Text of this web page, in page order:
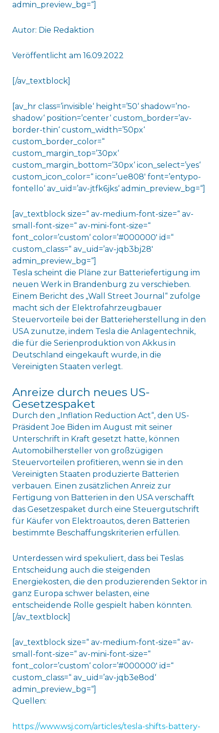
admin_preview_bg=“]
Autor: Die Redaktion
Veröffentlicht am 16.09.2022
[/av_textblock]
[av_hr class=’invisible‘ height=’50‘ shadow=’no-
shadow‘ position=’center‘ custom_border=’av-
border-thin‘ custom_width=’50px‘
custom_border_color=“
custom_margin_top=’30px‘
custom_margin_bottom=’30px‘ icon_select=’yes‘
custom_icon_color=“ icon=’ue808′ font=’entypo-
fontello‘ av_uid=’av-jtfk6jks‘ admin_preview_bg=“]
[av_textblock size=“ av-medium-font-size=“ av-
small-font-size=“ av-mini-font-size=“
font_color=’custom‘ color=’#000000′ id=“
custom_class=“ av_uid=’av-jqb3bj28′
admin_preview_bg=“]
Tesla scheint die Pläne zur Batteriefertigung im
neuen Werk in Brandenburg zu verschieben.
Einem Bericht des „Wall Street Journal“ zufolge
macht sich der Elektrofahrzeugbauer
Steuervorteile bei der Batterieherstellung in den
USA zunutze, indem Tesla die Anlagentechnik,
die für die Serienproduktion von Akkus in
Deutschland eingekauft wurde, in die
Vereinigten Staaten verlegt.
Anreize durch neues US-
Gesetzespaket
Durch den „Inflation Reduction Act“, den US-
Präsident Joe Biden im August mit seiner
Unterschrift in Kraft gesetzt hatte, können
Automobilhersteller von großzügigen
Steuervorteilen profitieren, wenn sie in den
Vereinigten Staaten produzierte Batterien
verbauen. Einen zusätzlichen Anreiz zur
Fertigung von Batterien in den USA verschafft
das Gesetzespaket durch eine Steuergutschrift
für Käufer von Elektroautos, deren Batterien
bestimmte Beschaffungskriterien erfüllen.
Unterdessen wird spekuliert, dass bei Teslas
Entscheidung auch die steigenden
Energiekosten, die den produzierenden Sektor in
ganz Europa schwer belasten, eine
entscheidende Rolle gespielt haben könnten.
[/av_textblock]
[av_textblock size=“ av-medium-font-size=“ av-
small-font-size=“ av-mini-font-size=“
font_color=’custom‘ color=’#000000′ id=“
custom_class=“ av_uid=’av-jqb3e8od‘
admin_preview_bg=“]
Quellen:
https://www.wsj.com/articles/tesla-shifts-battery-